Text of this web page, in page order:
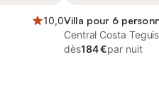
10,0Villa pour 6
Central Costa
dès184 €par nuit